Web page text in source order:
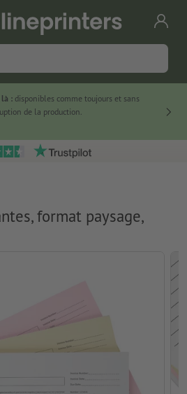
là :disponibles comme toujours et sans
de la production.
format paysage,